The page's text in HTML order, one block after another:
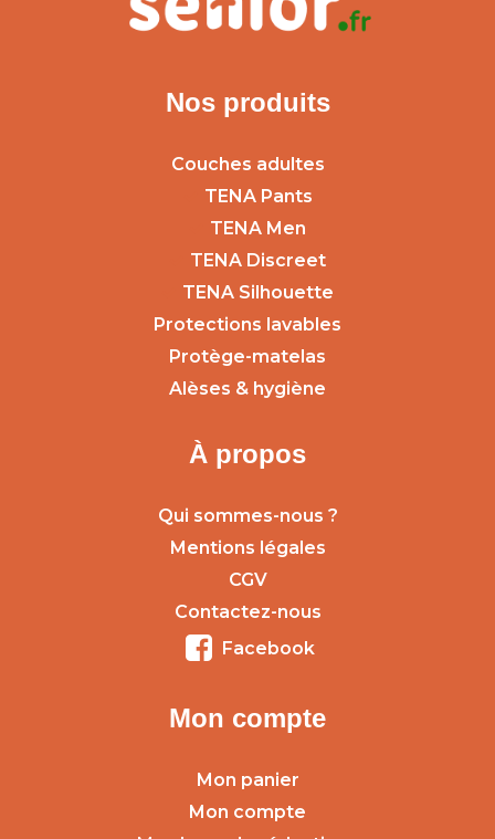
Nos produits
Couches adultes
TENA Pants
TENA Men
TENA Discreet
TENA Silhouette
Protections lavables
Protège-matelas
Alèses & hygiène
À propos
Qui sommes-nous ?
Mentions légales
CGV
Contactez-nous
Facebook
Mon compte
Mon panier
Mon compte